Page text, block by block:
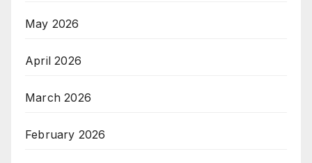
May 2026
April 2026
March 2026
February 2026